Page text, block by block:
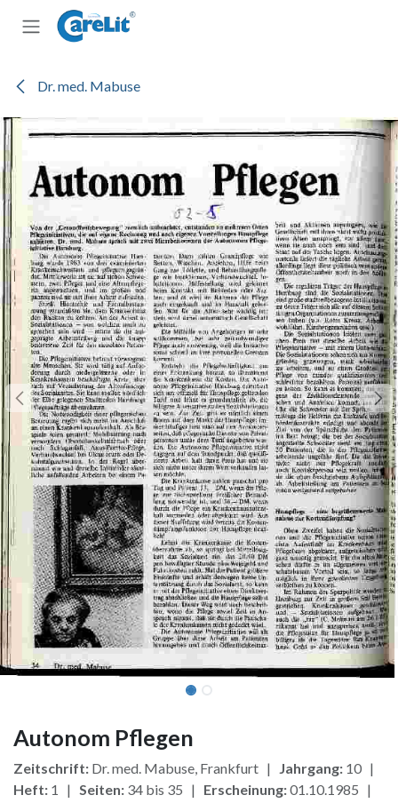
Zum Inhalt springen
Dr. med. Mabuse
Autonom Pflegen
Zeitschrift: Dr. med. Mabuse, Frankfurt | Jahrgang: 10 |
Heft: 1 | Seiten: 34 bis 35 | Erscheinung:01.10.1985 |